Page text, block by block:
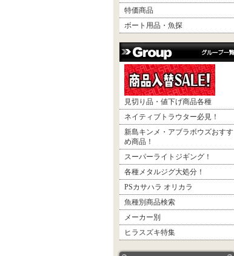
特価商品
ボート用品・魚探
見切り品・値下げ商品各種
ネイティブトラウター必見！
新島キンメ・アブラボウズおすす
め商品！
スーパーライトジギング！
各種メタルジグ大処分！
PSカサハラ オリカラ
魚種別商品検索
メーカー別
ヒラスズキ特集